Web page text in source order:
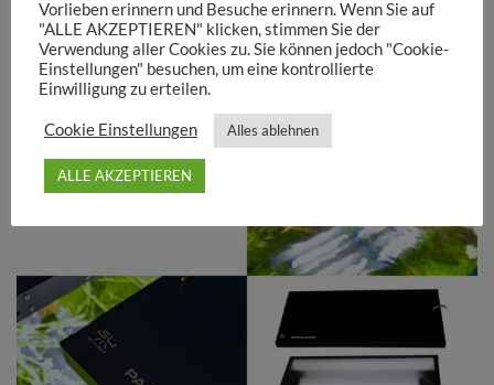
Vorlieben erinnern und Besuche erinnern. Wenn Sie auf
"ALLE AKZEPTIEREN" klicken, stimmen Sie der
Verwendung aller Cookies zu. Sie können jedoch "Cookie-
Einstellungen" besuchen, um eine kontrollierte
Einwilligung zu erteilen.
Cookie Einstellungen Alles ablehnen
ALLE AKZEPTIEREN